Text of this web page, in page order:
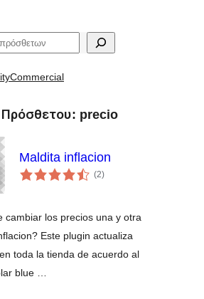
Commercial
Πρόσθετου: precio
Maldita inflacion
(2αξιολογήσεις
σύνολο
)
cambiar los precios una y otra
Este plugin actualiza
toda la tienda de acuerdo al
blue …